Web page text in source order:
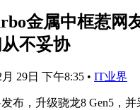
金属中框惹网
不妥协
月 29日 下午8:35 • IT业界
布，升级骁龙8 Gen5，